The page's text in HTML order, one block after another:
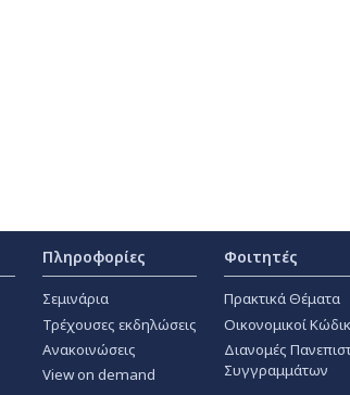
Πληροφορίες
Σεμινάρια
Τρέχουσες εκδηλώσεις
Ανακοινώσεις
View on demand
Φοιτητές
Πρακτικά Θέματα
Οικονομικοί
Διανομές
Συγγραμμάτων